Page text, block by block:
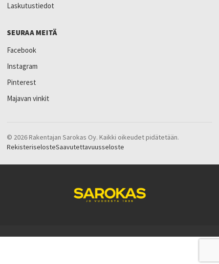
Laskutustiedot
SEURAA MEITÄ
Facebook
Instagram
Pinterest
Majavan vinkit
© 2026 Rakentajan Sarokas Oy. Kaikki oikeudet pidätetään.
RekisteriselosteSaavutettavuusseloste